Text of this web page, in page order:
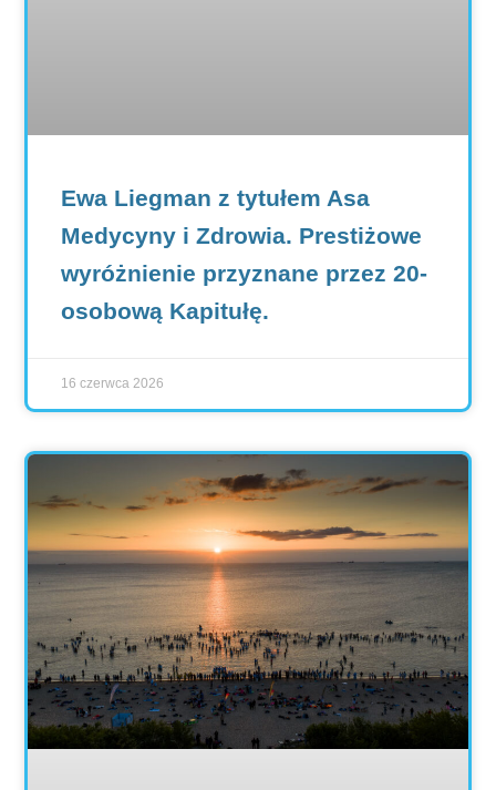
Ewa Liegman z tytułem Asa
Medycyny i Zdrowia. Prestiżowe
wyróżnienie przyznane przez 20-
osobową Kapitułę.
16 czerwca 2026